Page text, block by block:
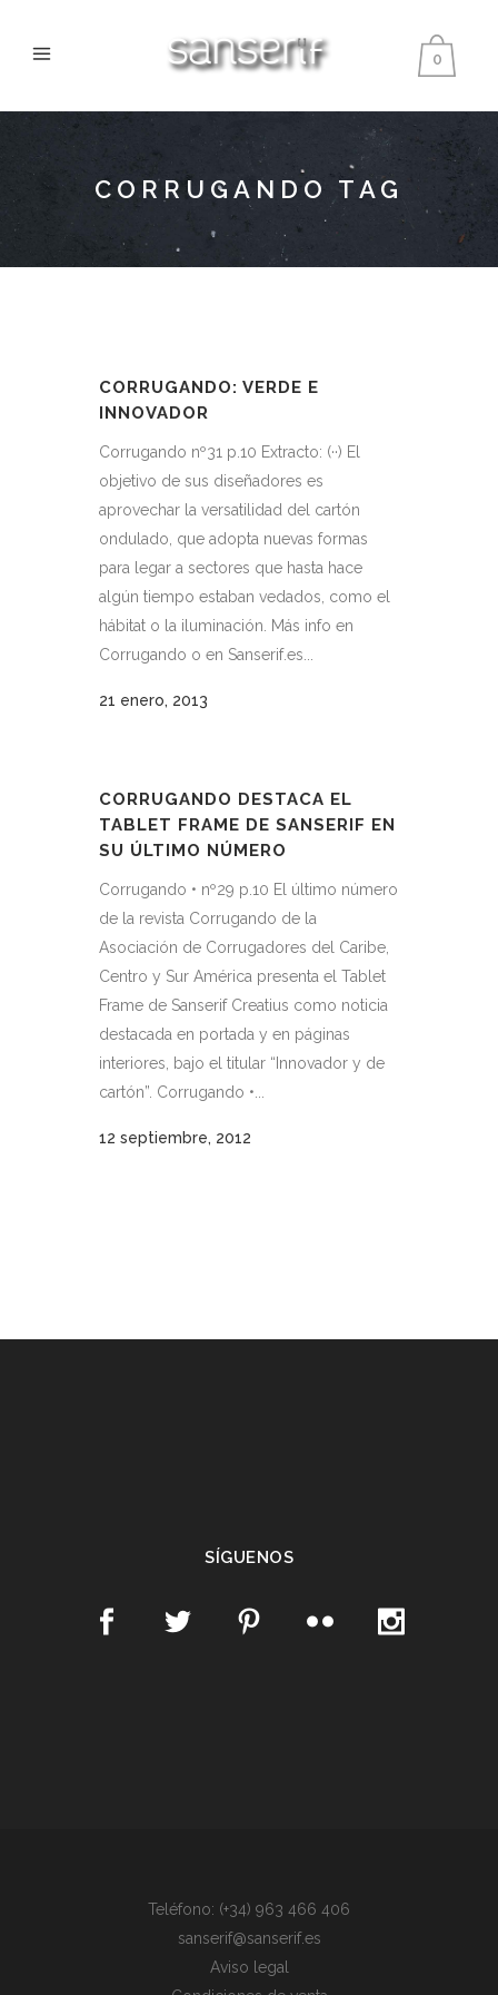
0
CORRUGANDO TAG
CORRUGANDO: VERDE E
INNOVADOR
Corrugando nº31 p.10 Extracto: (··) El
objetivo de sus diseñadores es
aprovechar la versatilidad del cartón
ondulado, que adopta nuevas formas
para legar a sectores que hasta hace
algún tiempo estaban vedados, como el
hábitat o la iluminación. Más info en
Corrugando o en Sanserif.es...
21 enero, 2013
CORRUGANDO DESTACA EL
TABLET FRAME DE SANSERIF EN
SU ÚLTIMO NÚMERO
Corrugando • nº29 p.10 El último número
de la revista Corrugando de la
Asociación de Corrugadores del Caribe,
Centro y Sur América presenta el Tablet
Frame de Sanserif Creatius como noticia
destacada en portada y en páginas
interiores, bajo el titular “Innovador y de
cartón”. Corrugando •...
12 septiembre, 2012
SÍGUENOS
Teléfono: (+34) 963 466 406
sanserif@sanserif.es
Aviso legal